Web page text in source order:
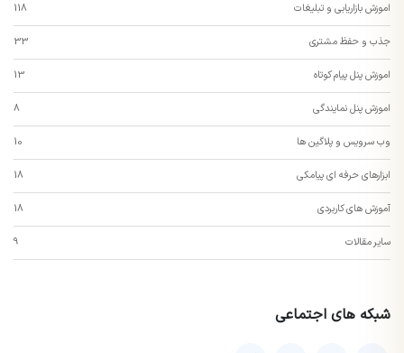
اموزش بازاریابی و تبلیغات 118
جذب و حفظ مشتری 33
اموزش پنل پیام کوتاه 13
اموزش پنل نمایندگی 8
وب سرویس و پلاگین ها 10
ابزارهای حرفه ای پیامکی 18
آموزش های کاربردی 18
سایر مقالات 9
شبکه های اجتماعی